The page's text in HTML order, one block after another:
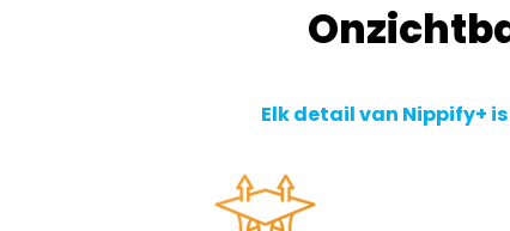
Elk detail van Nippify+